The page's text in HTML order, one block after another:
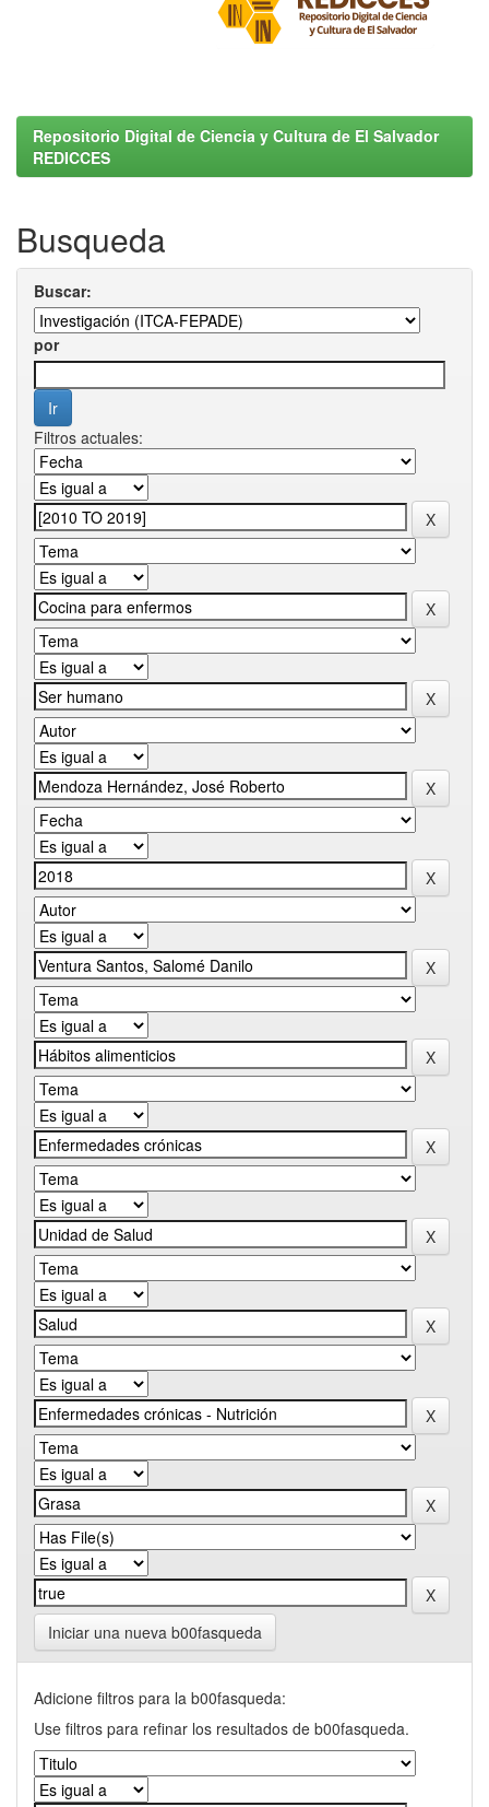
Repositorio Digital de Ciencia y Cultura de El Salvador
REDICCES
Busqueda
Buscar:
por
Filtros actuales:
Iniciar una nueva b00fasqueda
Adicione filtros para la b00fasqueda:
Use filtros para refinar los resultados de b00fasqueda.